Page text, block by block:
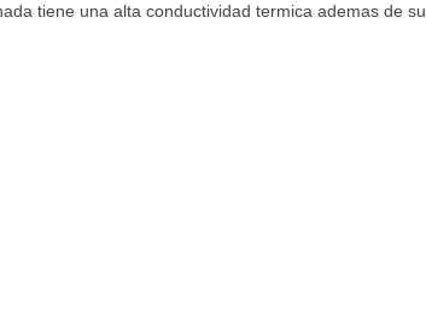
tiene una alta conductividad termica ademas de su